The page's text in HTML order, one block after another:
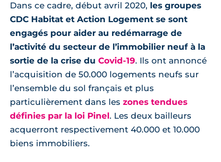
Dans ce cadre, début avril 2020, les groupes
CDC Habitat et Action Logement se sont
engagés pour aider au redémarrage de
l’activité du secteur de l’immobilier neuf à la
sortie de la crise du Covid-19. Ils ont annoncé
l’acquisition de 50.000 logements neufs sur
l’ensemble du sol français et plus
particulièrement dans les zones tendues
définies par la loi Pinel. Les deux bailleurs
acquerront respectivement 40.000 et 10.000
biens immobiliers.